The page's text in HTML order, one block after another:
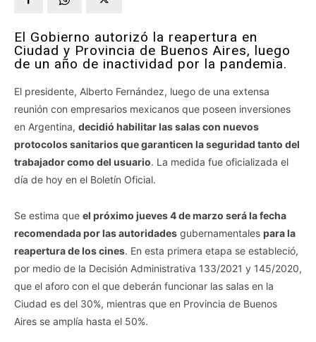
El Gobierno autorizó la reapertura en
Ciudad y Provincia de Buenos Aires, luego
de un año de inactividad por la pandemia.
El presidente, Alberto Fernández, luego de una extensa
reunión con empresarios mexicanos que poseen inversiones
en Argentina, decidió habilitar las salas con nuevos
protocolos sanitarios que garanticen la seguridad tanto del
trabajador como del usuario. La medida fue oficializada el
día de hoy en el Boletín Oficial.
Se estima que el próximo jueves 4 de marzo será la fecha
recomendada por las autoridades gubernamentales para la
reapertura de los cines. En esta primera etapa se estableció,
por medio de la Decisión Administrativa 133/2021 y 145/2020,
que el aforo con el que deberán funcionar las salas en la
Ciudad es del 30%, mientras que en Provincia de Buenos
Aires se amplía hasta el 50%.